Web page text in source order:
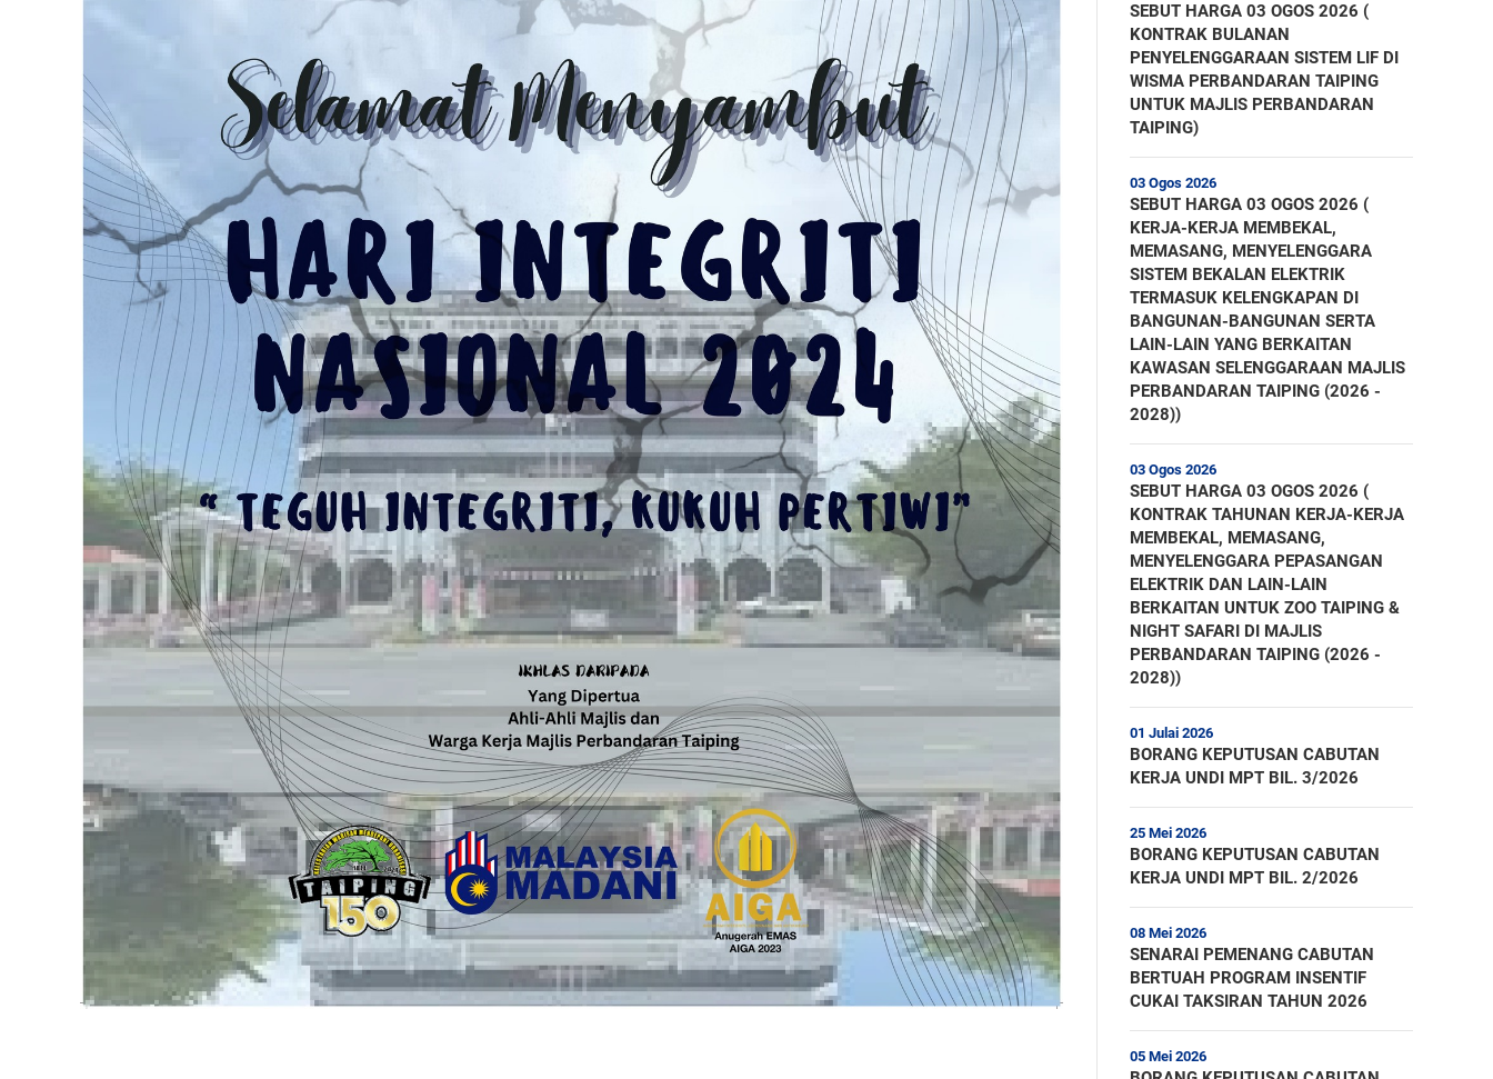
SEBUT HARGA 03 OGOS 2026 (
KONTRAK BULANAN
PENYELENGGARAAN SISTEM LIF DI
WISMA PERBANDARAN TAIPING
UNTUK MAJLIS PERBANDARAN
TAIPING)
03 Ogos 2026
SEBUT HARGA 03 OGOS 2026 (
KERJA-KERJA MEMBEKAL,
MEMASANG, MENYELENGGARA
SISTEM BEKALAN ELEKTRIK
TERMASUK KELENGKAPAN DI
BANGUNAN-BANGUNAN SERTA
LAIN-LAIN YANG BERKAITAN
KAWASAN SELENGGARAAN MAJLIS
PERBANDARAN TAIPING (2026 -
2028))
03 Ogos 2026
SEBUT HARGA 03 OGOS 2026 (
KONTRAK TAHUNAN KERJA-KERJA
MEMBEKAL, MEMASANG,
MENYELENGGARA PEPASANGAN
ELEKTRIK DAN LAIN-LAIN
BERKAITAN UNTUK ZOO TAIPING &
NIGHT SAFARI DI MAJLIS
PERBANDARAN TAIPING (2026 -
2028))
01 Julai 2026
BORANG KEPUTUSAN CABUTAN
KERJA UNDI MPT BIL. 3/2026
25 Mei 2026
BORANG KEPUTUSAN CABUTAN
KERJA UNDI MPT BIL. 2/2026
08 Mei 2026
SENARAI PEMENANG CABUTAN
BERTUAH PROGRAM INSENTIF
CUKAI TAKSIRAN TAHUN 2026
05 Mei 2026